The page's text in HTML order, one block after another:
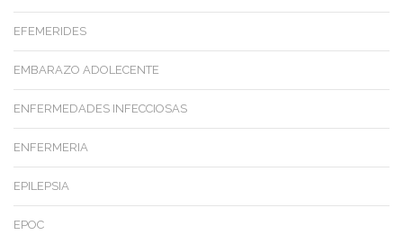
EFEMERIDES
EMBARAZO ADOLECENTE
ENFERMEDADES INFECCIOSAS
ENFERMERIA
EPILEPSIA
EPOC